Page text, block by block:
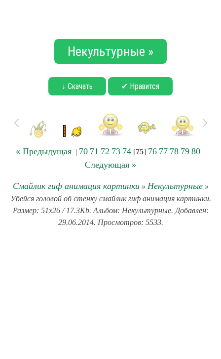
Некультурные »
↓ Скачать ✔ Нравится
« Предыдущая| 70 71 72 73 74[75] 76 77 78 79 80|
Следующая »
Смайлик гиф анимация картинки» Некультурные»
Убейся головой об стенку смайлик гиф анимация картинки.
Размер: 51x26 / 17.3Kb. Альбом: Некультурные. Добавлен:
29.06.2014. Просмотров: 5533.